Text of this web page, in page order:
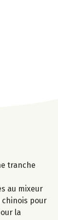
tranche
au mixeur
chinois pour
la